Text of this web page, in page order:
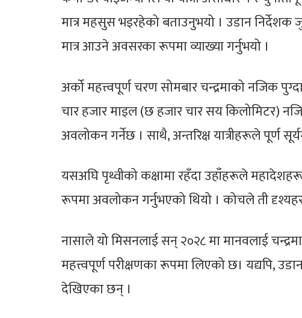
मात्र महसुस भइरहेको बताउनुभयो । उडान
मात्र आउने अवसरका रूपमा व्याख्या गर्नुभयो ।
अर्को महत्त्वपूर्ण चरण सोमबार चन्द्रमाको नजिक
चार हजार माइल (छ हजार चार सय किलोमिटर)
अवलोकन गर्नेछ । साथै, अन्तरिक्ष यात्रीहरूले पूर्ण
यसअघि पृथ्वीको कक्षामा रहँदा उहाँहरूले महादेशहरू,
रूपमा अवलोकन गर्नुभएको थियो । कोचले ती
नासाले यो मिसनलाई सन् २०२८ मा मानवलाई
महत्त्वपूर्ण परीक्षणका रूपमा लिएको छ। यद्यपि,
देखिएका छन् ।